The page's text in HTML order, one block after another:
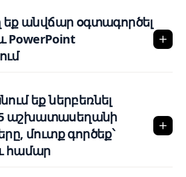
եք անվճար օգտագործել
PowerPoint
եք ներբեռնել
աշխատասեղանի
մուտք գործեք՝
համար